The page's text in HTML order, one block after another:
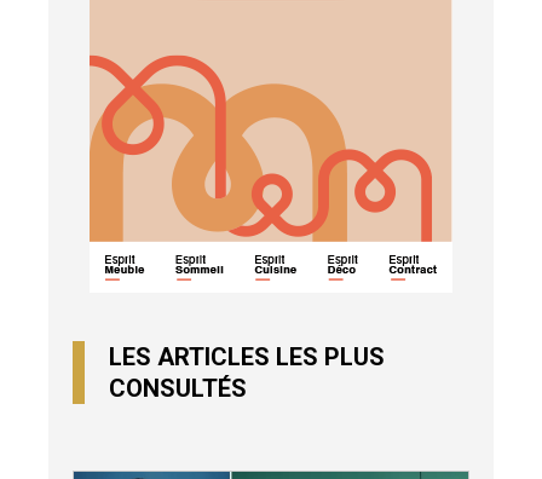
LES ARTICLES LES PLUS
CONSULTÉS